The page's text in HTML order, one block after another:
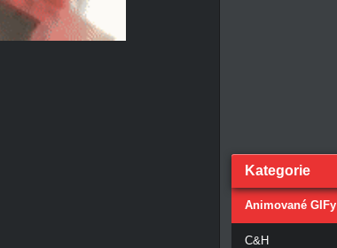
Kategorie
Animované GIFy
C&H